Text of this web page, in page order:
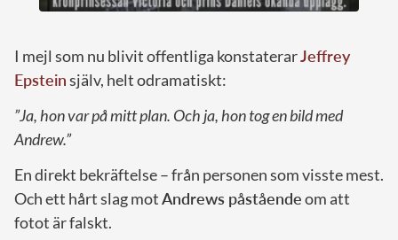
I mejl som nu blivit offentliga konstaterarJeffrey
Epsteinsjälv, helt odramatiskt:
”Ja, hon var på mitt plan. Och ja, hon tog en bild med
Andrew.”
En direkt bekräftelse – från personen som visste mest.
Och ett hårt slag motAndrews påståendeom att
fotot är falskt.